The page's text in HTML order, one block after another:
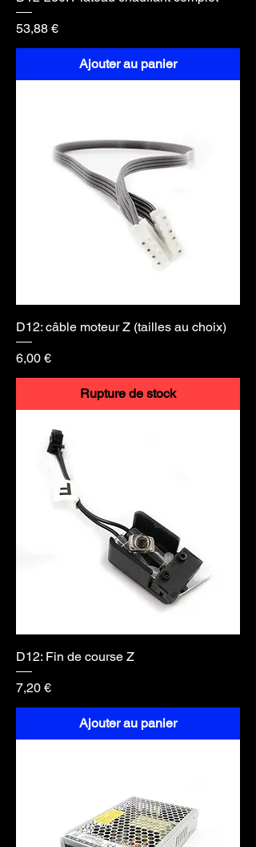
Prix
53,88 €
Ajouter au panier
D12: câble moteur Z (tailles au choix)
Prix
6,00 €
Rupture de stock
D12: Fin de course Z
Prix
7,20 €
Ajouter au panier